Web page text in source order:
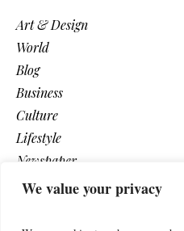
We value your privacy
Art & Design
World
Blog
Business
Culture
Lifestyle
Newspaper
Photos